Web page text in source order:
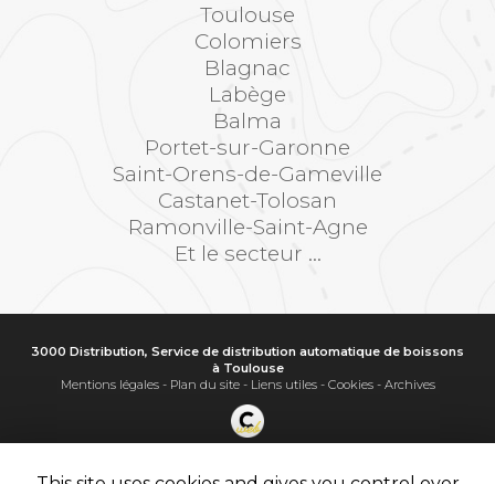
Toulouse
Colomiers
Blagnac
Labège
Balma
Portet-sur-Garonne
Saint-Orens-de-Gameville
Castanet-Tolosan
Ramonville-Saint-Agne
Et le secteur ...
3000 Distribution, Service de distribution automatique de boissons
à Toulouse
Mentions légales- Plan du site- Liens utiles- Cookies- Archives
Demande de Devis